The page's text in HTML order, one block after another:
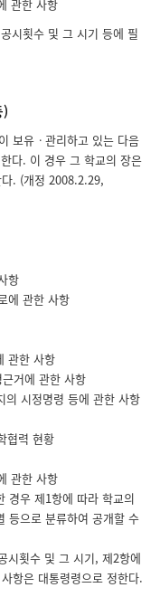
관한 사항
시횟수 및 그 시기 등에 필
보유ㆍ관리하고 있는 다음
다. 이 경우 그 학교의 장은
. (개정 2008.2.29,
항
에 관한 사항
관한 사항
거에 관한 사항
시정명령 등에 관한 사항
협력 현황
관한 사항
경우 제1항에 따라 학교의
등으로 분류하여 공개할 수
시횟수 및 그 시기, 제2항에
항은 대통령령으로 정한다.